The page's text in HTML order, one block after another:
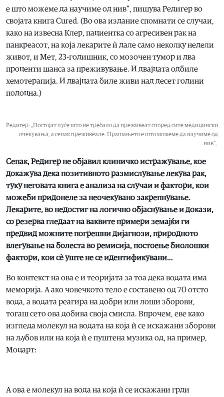
е што можеме да научиме од нив“, пишува Редигер во
својата книга Cured. (Во ова издание спомнати се случаи,
како на извесна Клер, пациентка со агресивен рак на
панкреасот, на која лекарите ѝ дале само неколку недели
живот, и Мет, 23-годишник, со мозочен тумор и два
проценти шанса за преживување. И двајцата одбиле
хемотерапија. И двајцата биле живи над десет години
подоцна.)
Редигер: „Постојат луѓе што не требало да преживеат според сите медицински
очекувања, а сепак преживеале. Прашањето е што можеме да научиме од
нив“,
Сепак, Редигер не објавил клиничко истражување, кое
докажува дека позитивното размислување лекува рак,
туку неговата книга е анализа на случаи и фактори, кои
можеби придонеле за неочекувано закрепнување.
Лекарите, во недостиг на логично објаснување и докази,
со резерва гледаат на ваквите примери земајќи ги
предвид можните погрешни дијагнози, природното
влегување на болеста во ремисија, постоење биолошки
фактори, кои сè уште не се идентификувани…
Во контекст на ова е и теоријата за тоа дека водата има
меморија. А ако човечкото тело е составено од 70 отсто
вода, а водата реагира на добри или лоши зборови,
тогаш сето ова добива своја смисла. Впрочем, еве како
изгледа молекул на водата на која ѝ се искажани зборови
на љубов или на која ѝ е пуштена музика од, на пример,
Моцарт:
А ова е молекул на вода на која ѝ се искажани грди